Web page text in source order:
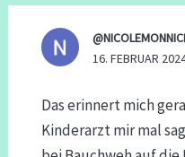
16. FEBRUAR
Das erinnert mich
Kinderarzt mir mal